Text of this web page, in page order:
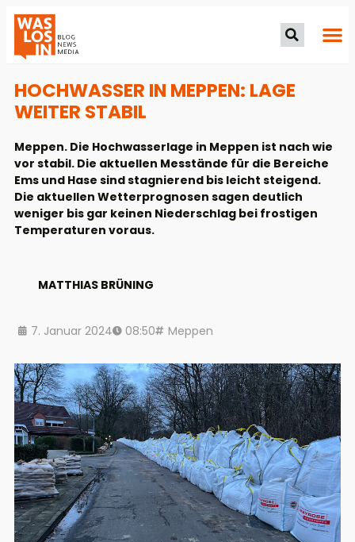
HOCHWASSER IN MEPPEN: LAGE
WEITER STABIL
Meppen. Die Hochwasserlage in Meppen ist nach wie
vor stabil. Die aktuellen Messtände für die Bereiche
Ems und Hase sind stagnierend bis leicht steigend.
Die aktuellen Wetterprognosen sagen deutlich
weniger bis gar keinen Niederschlag bei frostigen
Temperaturen voraus.
MATTHIAS BRÜNING
7. Januar 2024 08:50 Meppen